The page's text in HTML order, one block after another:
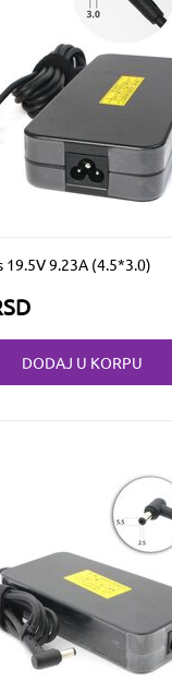
19.5V 9.23A (4.5*3.0)
DODAJ U KORPU